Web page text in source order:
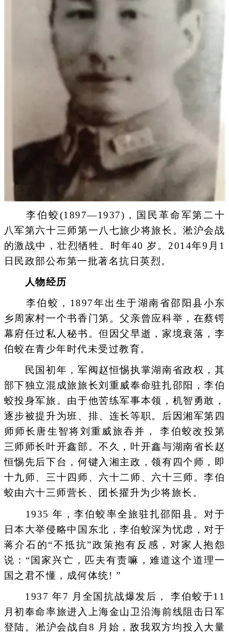
李伯蛟(1897—1937)，国民革命军第二十
八军第六十三师第一八七旅少将旅长。淞沪会战
的激战中，壮烈牺牲。时年40 岁。2014年9月1
日民政部公布第一批著名抗日英烈。
人物经历
李伯蛟，1897年出生于湖南省邵阳县小东
乡周家村一个书香门第。父亲曾应科举，在蔡锷
幕府任过私人秘书。但因父早逝，家境衰落，李
伯蛟在青少年时代未受过教育。
民国初年，军阀赵恒惕执掌湖南省政权，其
部下独立混成旅旅长刘重威奉命驻扎邵阳，李伯
蛟投身军旅。由于他苦练军事本领，机智勇敢，
逐步被提升为班、排、连长等职。后因湘军第四
师师长唐生智将刘重威旅吞并， 李伯蛟改投第
三师师长叶开鑫部。不久，叶开鑫与湖南省长赵
恒惕先后下台，何键入湘主政，领有四个师，即
十九师、三十四师、六十二师、六十三师。李伯
蛟由六十三师营长、团长擢升为少将旅长。
1935 年，李伯蛟率全旅驻扎邵阳县。对于
日本大举侵略中国东北，李伯蛟深为忧虑，对于
蒋介石的“不抵抗”政策抱有反感，对家人抱怨
说：“国家兴亡，匹夫有责嘛，难道这个道理一
国之君不懂，成何体统! ”
1937 年7 月全国抗战爆发后， 李伯蛟于11
月初奉命率旅进入上海金山卫沿海前线阻击日军
登陆。淞沪会战自8 月始，敌我双方均投入大量